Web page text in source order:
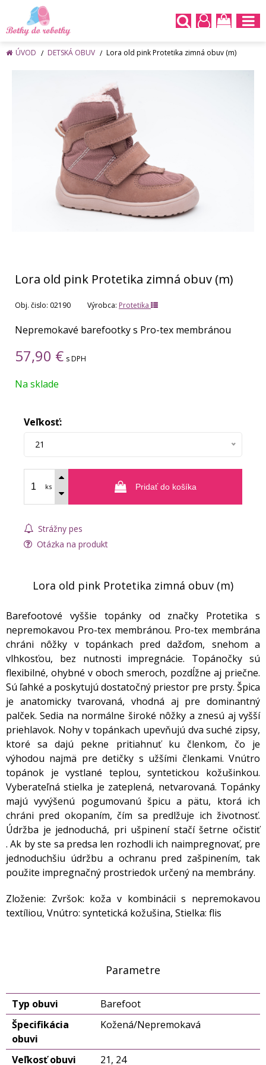
ÚVOD DETSKÁ OBUV Lora old pink Protetika zimná obuv (m)
Lora old pink Protetika zimná obuv (m)
Obj. čislo: 02190 Výrobca: Protetika
Nepremokavé barefootky s Pro-tex membránou
57,90 € s DPH
Na sklade
Veľkosť:
21
ks Pridať do košíka
Strážny pes
Otázka na produkt
Lora old pink Protetika zimná obuv (m)
Barefootové vyššie topánky od značky Protetika s
nepremokavou Pro-tex membránou. Pro-tex membrána
chráni nôžky v topánkach pred dažďom, snehom a
vlhkosťou, bez nutnosti impregnácie. Topánočky sú
flexibilné, ohybné v oboch smeroch, pozdĺžne aj priečne.
Sú ľahké a poskytujú dostatočný priestor pre prsty. Špica
je anatomicky tvarovaná, vhodná aj pre dominantný
palček. Sedia na normálne široké nôžky a znesú aj vyšší
priehlavok. Nohy v topánkach upevňujú dva suché zipsy,
ktoré sa dajú pekne pritiahnuť ku členkom, čo je
výhodou najmä pre detičky s užšími členkami. Vnútro
topánok je vystlané teplou, syntetickou kožušinkou.
Vyberateľná stielka je zateplená, netvarovaná. Topánky
majú vyvýšenú pogumovanú špicu a pätu, ktorá ich
chráni pred okopaním, čím sa predlžuje ich životnosť.
Údržba je jednoduchá, pri ušpinení stačí šetrne očistiť
. Ak by ste sa predsa len rozhodli ich naimpregnovať, pre
jednoduchšiu údržbu a ochranu pred zašpinením, tak
použite impregnačný prostriedok určený na membrány.
Zloženie: Zvršok: koža v kombinácii s nepremokavou
textíliou, Vnútro: syntetická kožušina, Stielka: flis
Parametre
Typ obuvi
Barefoot
Špecifikácia
obuvi
Kožená/Nepremokavá
Veľkosť obuvi 21, 24